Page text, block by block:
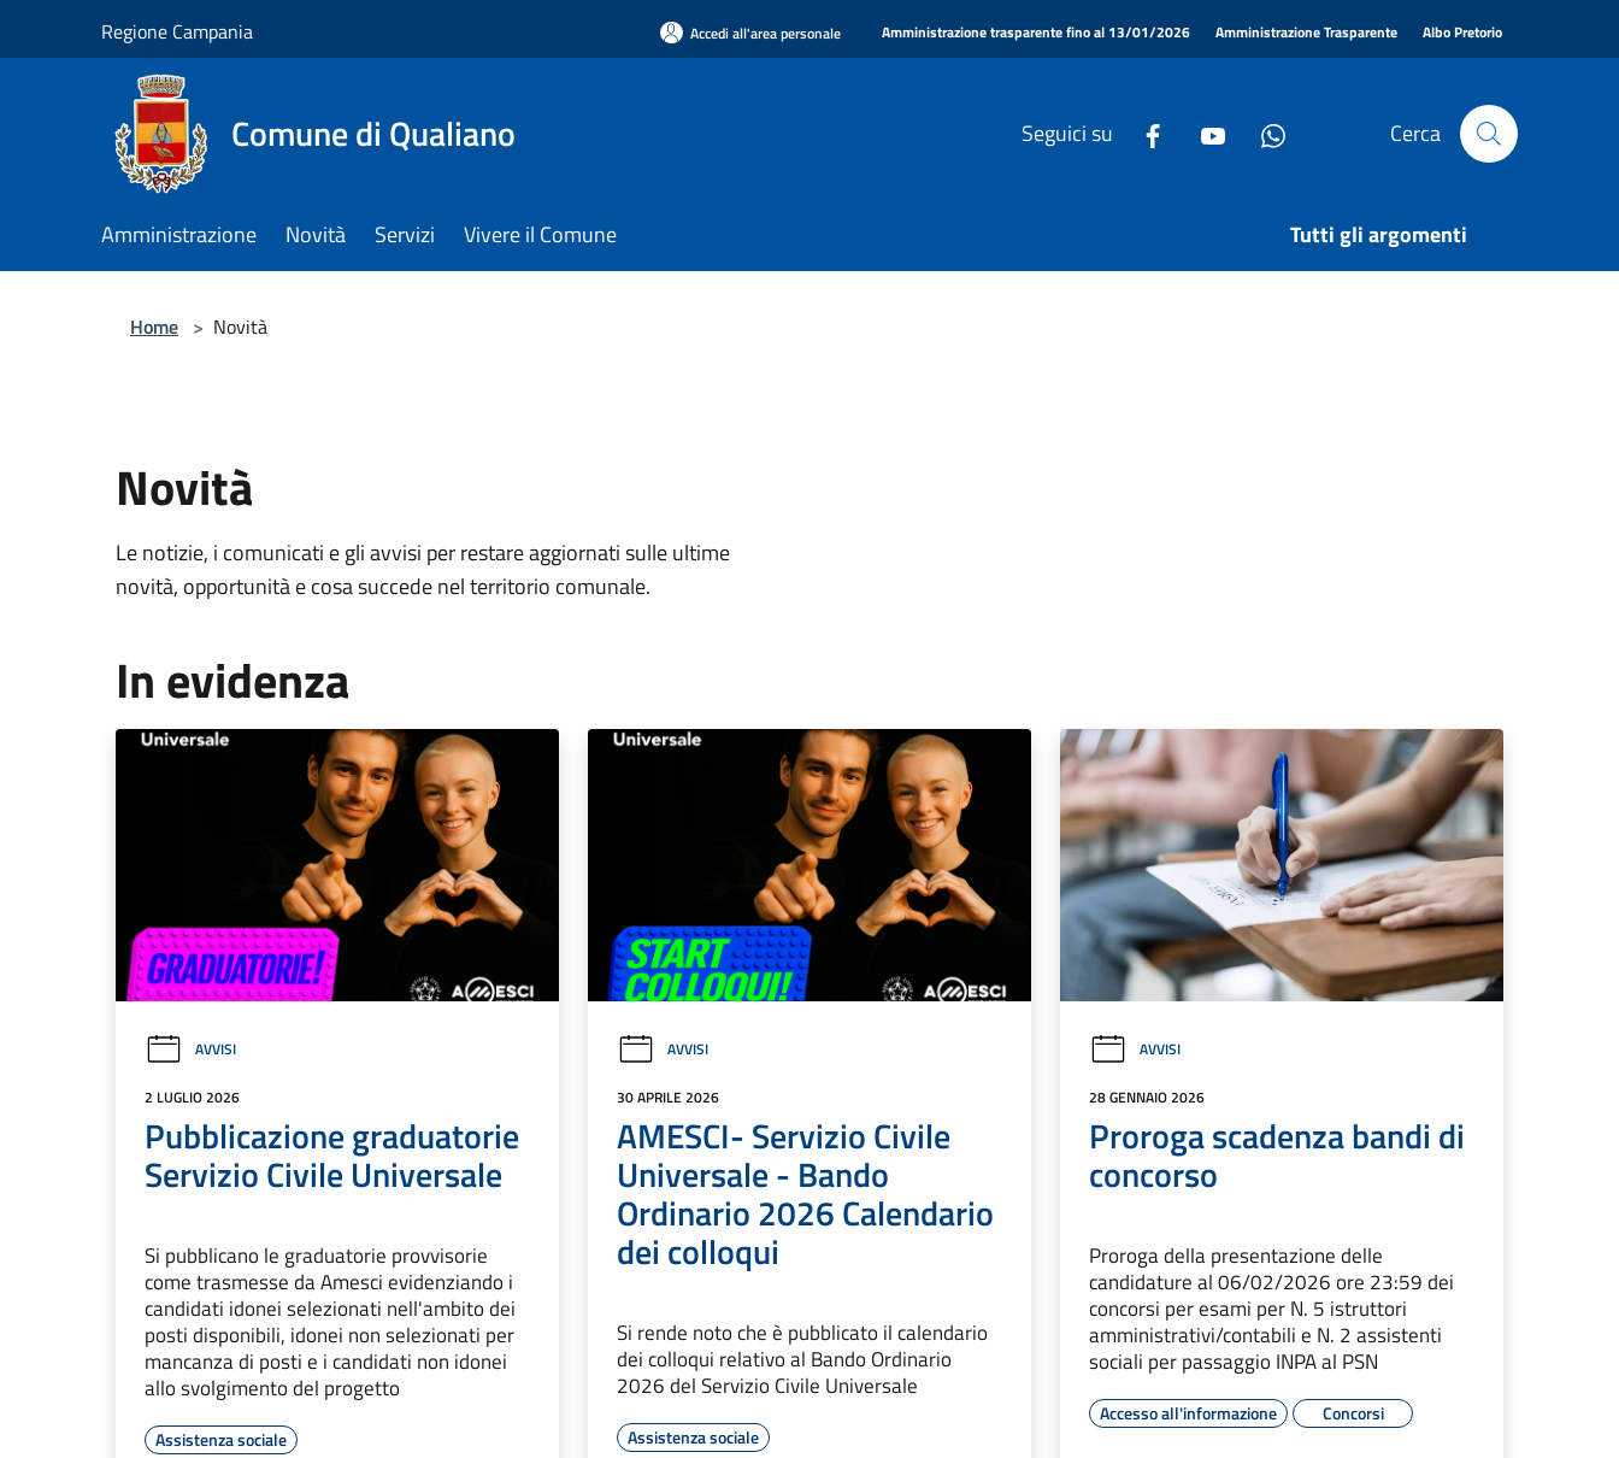
Regione Campania Accedi all'area personale Amministrazione trasparente fino al 13/01/2026 Amministrazione Trasparente Albo Pretorio
Comune di Qualiano Seguici su Cerca
Amministrazione Novità Servizi Vivere il Comune Tutti gli argomenti
Home > Novità
Novità
Le notizie, i comunicati e gli avvisi per restare aggiornati sulle ultime
novità, opportunità e cosa succede nel territorio comunale.
In evidenza
AVVISI
2 LUGLIO 2026
Pubblicazione graduatorie
Servizio Civile Universale
Si pubblicano le graduatorie provvisorie
come trasmesse da Amesci evidenziando i
candidati idonei selezionati nell'ambito dei
posti disponibili, idonei non selezionati per
mancanza di posti e i candidati non idonei
allo svolgimento del progetto
Assistenza sociale
AVVISI
30 APRILE 2026
AMESCI- Servizio Civile
Universale - Bando
Ordinario 2026 Calendario
dei colloqui
Si rende noto che è pubblicato il calendario
dei colloqui relativo al Bando Ordinario
2026 del Servizio Civile Universale
Assistenza sociale
AVVISI
28 GENNAIO 2026
Proroga scadenza bandi di
concorso
Proroga della presentazione delle
candidature al 06/02/2026 ore 23:59 dei
concorsi per esami per N. 5 istruttori
amministrativi/contabili e N. 2 assistenti
sociali per passaggio INPA al PSN
Accesso all'informazione Concorsi